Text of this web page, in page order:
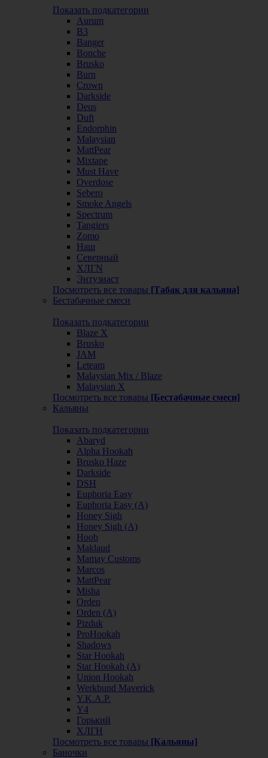
Показать подкатегории
Aurum
B3
Banger
Bonche
Brusko
Burn
Crown
Darkside
Deus
Duft
Endorphin
Malaysian
MattPear
Mixtape
Must Have
Overdose
Sebero
Smoke Angels
Spectrum
Tangiers
Zomo
Наш
Северный
ХЛГN
Энтузиаст
Посмотреть все товары [Табак для кальяна]
Бестабачные смеси
Показать подкатегории
Blaze X
Brusko
JAM
Leteam
Malaysian Mix / Blaze
Malaysian X
Посмотреть все товары [Бестабачные смеси]
Кальяны
Показать подкатегории
Abaryd
Alpha Hookah
Brusko Haze
Darkside
DSH
Euphoria Easy
Euphoria Easy (А)
Honey Sigh
Honey Sigh (А)
Hoob
Maklaud
Mamay Customs
Marcos
MattPear
Misha
Orden
Orden (А)
Pizduk
ProHookah
Shadows
Star Hookah
Star Hookah (А)
Union Hookah
Werkbund Maverick
Y.K.A.P.
Y4
Горький
ХЛГН
Посмотреть все товары [Кальяны]
Баночки